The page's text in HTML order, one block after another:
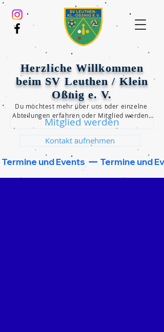
Herzliche Willkommen
beim SV Leuthen / Klein
Oßnig e. V.
Du möchtest mehr über uns oder einzelne
Abteilungen erfahren oder Mitglied werden?
Dann klicke einen der beiden unten
schnellstmöglich bei dir melden!
Mitglied werden
Kontakt aufnehmen
Termine und Events